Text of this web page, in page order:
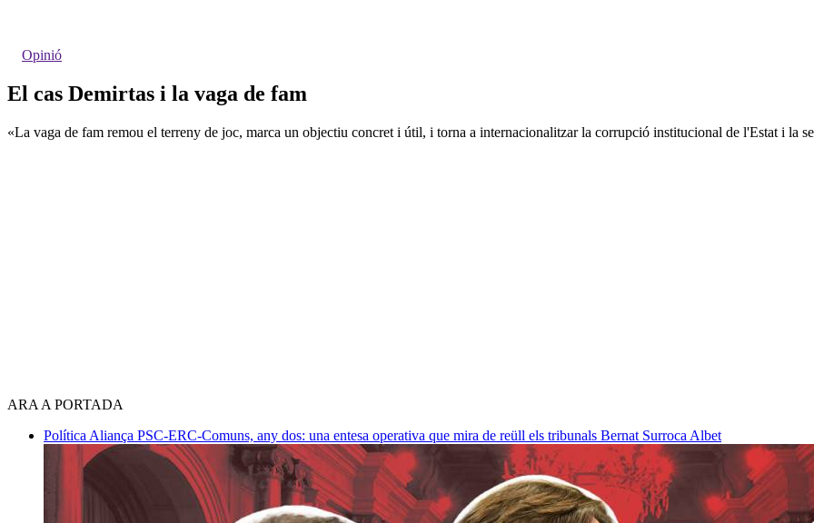
Opinió
El cas Demirtas i la vaga de fam
«La vaga de fam remou el terreny de joc, marca un objectiu concret i útil, i torna a internacionalitzar la corrupció institucional de l'Estat i la
ARA A PORTADA
Política Aliança PSC-ERC-Comuns, any dos: una entesa operativa que mira de reüll els tribunals Bernat Surroca Albet